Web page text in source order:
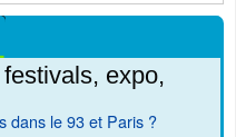
expo,
dans le 93 et Paris ?